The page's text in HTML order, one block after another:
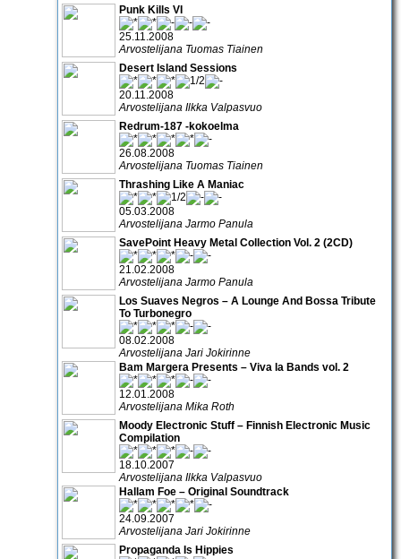
Punk Kills VI
25.11.2008
Arvostelijana Tuomas Tiainen
Desert Island Sessions
20.11.2008
Arvostelijana Ilkka Valpasvuo
Redrum-187 -kokoelma
26.08.2008
Arvostelijana Tuomas Tiainen
Thrashing Like A Maniac
05.03.2008
Arvostelijana Jarmo Panula
SavePoint Heavy Metal Collection Vol. 2 (2CD)
21.02.2008
Arvostelijana Jarmo Panula
Los Suaves Negros – A Lounge And Bossa Tribute
To Turbonegro
08.02.2008
Arvostelijana Jari Jokirinne
Bam Margera Presents – Viva la Bands vol. 2
12.01.2008
Arvostelijana Mika Roth
Moody Electronic Stuff – Finnish Electronic Music
Compilation
18.10.2007
Arvostelijana Ilkka Valpasvuo
Hallam Foe – Original Soundtrack
24.09.2007
Arvostelijana Jari Jokirinne
Propaganda Is Hippies